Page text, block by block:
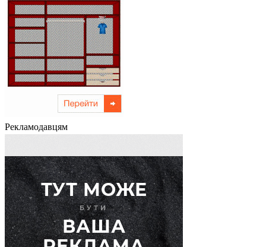
Рекламодавцям